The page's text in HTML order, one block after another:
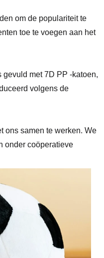
om de populariteit te
toe te voegen aan het
met 7D PP -katoen,
volgens de
ons samen te werken. We
onder coöperatieve